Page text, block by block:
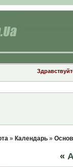
» Календарь»
«